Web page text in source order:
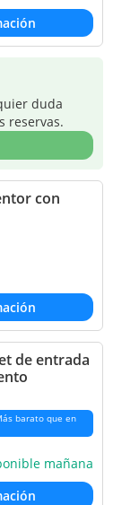
duda
reservas.
con
de entrada
barato que en
mañana